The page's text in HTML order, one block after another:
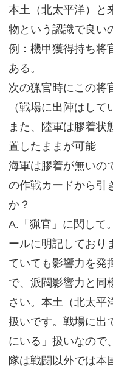
本土（北太平洋）と
物という認識で良い
例：機甲獲得持ち将
ある。
次の猟官時にこの将
（戦場に出陣はして
また、陸軍は膠着状
置したままが可能
海軍は膠着が無いの
の作戦カードから引
か？
A.「猟官」に関して
ールに明記しており
ていても影響力を発
で、派閥影響力と同
さい。本土（北太平
扱いです。戦場に出
にいる」扱いなので
隊は戦闘以外では本